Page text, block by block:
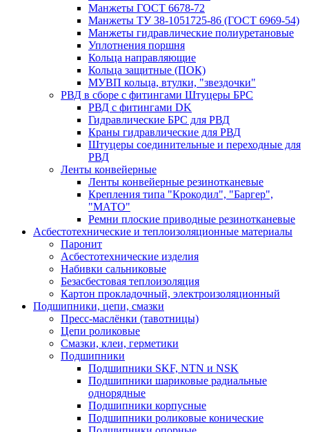
Манжеты ГОСТ 6678-72
Манжеты ТУ 38-1051725-86 (ГОСТ 6969-54)
Манжеты гидравлические полиуретановые
Уплотнения поршня
Кольца направляющие
Кольца защитные (ПОК)
МУВП кольца, втулки, "звездочки"
РВД в сборе с фитингами Штуцеры БРС
РВД с фитингами DK
Гидравлические БРС для РВД
Краны гидравлические для РВД
Штуцеры соединительные и переходные для
РВД
Ленты конвейерные
Ленты конвейерные резинотканевые
Крепления типа "Крокодил", "Баргер",
"МАТО"
Ремни плоские приводные резинотканевые
Асбестотехнические и теплоизоляционные материалы
Паронит
Асбестотехнические изделия
Набивки сальниковые
Безасбестовая теплоизоляция
Картон прокладочный, электроизоляционный
Подшипники, цепи, смазки
Пресс-маслёнки (тавотницы)
Цепи роликовые
Смазки, клеи, герметики
Подшипники
Подшипники SKF, NTN и NSK
Подшипники шариковые радиальные
однорядные
Подшипники корпусные
Подшипники роликовые конические